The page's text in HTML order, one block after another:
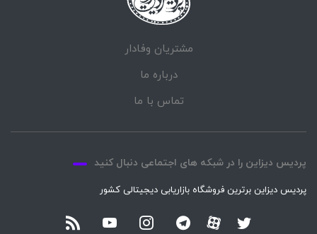
مشتریان وفادار
درباره ما
تماس با ما
پردیس دیزاین را در شبکه های اجتماعی دنبال کنید
پردیس دیزاین برترین فروشگاه بازاریابی دیجیتالی کشور